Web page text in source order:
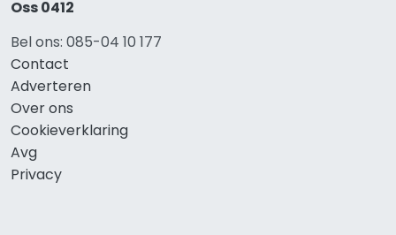
Oss 0412
Bel ons: 085-04 10 177
Contact
Adverteren
Over ons
Cookieverklaring
Avg
Privacy